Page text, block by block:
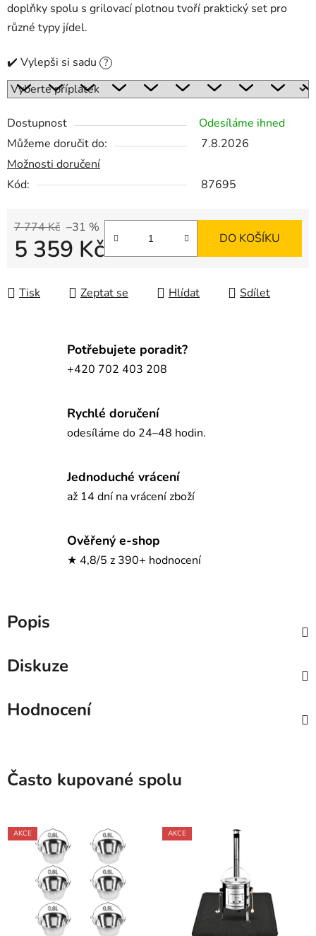
doplňky spolu s grilovací plotnou tvoří praktický set pro
různé typy jídel.
✔️ Vylepši si sadu ?
Dostupnost
Odesíláme ihned
Můžeme doručit do:
7.8.2026
Možnosti doručení
Kód:
87695
7 774 Kč –31 %
5 359 Kč DO KOŠÍKU
Tisk Zeptat se Hlídat Sdílet
Potřebujete poradit?
+420 702 403 208
Rychlé doručení
odesíláme do 24–48 hodin.
Jednoduché vrácení
až 14 dní na vrácení zboží
Ověřený e-shop
★ 4,8/5 z 390+ hodnocení
Popis
Diskuze
Hodnocení
Často kupované spolu
AKCE AKCE